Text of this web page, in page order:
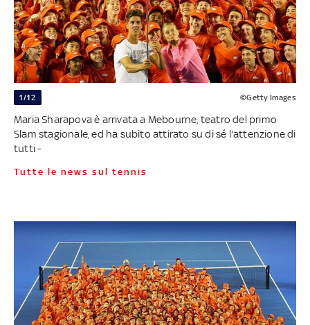
1/12 ©Getty Images
Maria Sharapova è arrivata a Mebourne, teatro del primo
Slam stagionale, ed ha subito attirato su di sé l'attenzione di
tutti -
Tutte le news sul tennis